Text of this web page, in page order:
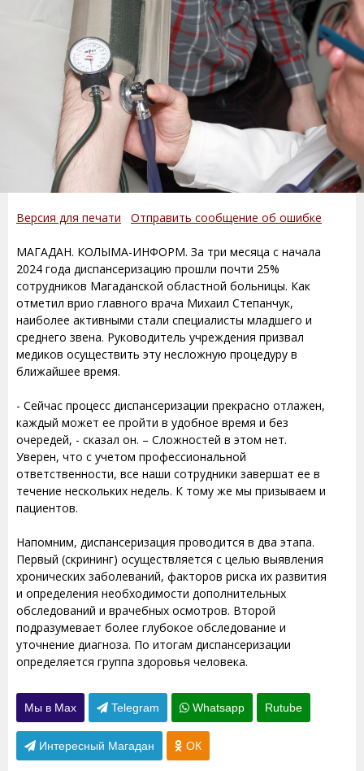
Версия для печати Отправить сообщение об ошибке
МАГАДАН. КОЛЫМА-ИНФОРМ. За три месяца с начала
2024 года диспансеризацию прошли почти 25%
сотрудников Магаданской областной больницы. Как
отметил врио главного врача Михаил Степанчук,
наиболее активными стали специалисты младшего и
среднего звена. Руководитель учреждения призвал
медиков осуществить эту несложную процедуру в
ближайшее время.
- Сейчас процесс диспансеризации прекрасно отлажен,
каждый может ее пройти в удобное время и без
очередей, - сказал он. – Сложностей в этом нет.
Уверен, что с учетом профессиональной
ответственности, все наши сотрудники завершат ее в
течение нескольких недель. К тому же мы призываем и
пациентов.
Напомним, диспансеризация проводится в два этапа.
Первый (скрининг) осуществляется с целью выявления
хронических заболеваний, факторов риска их развития
и определения необходимости дополнительных
обследований и врачебных осмотров. Второй
подразумевает более глубокое обследование и
уточнение диагноза. По итогам диспансеризации
определяется группа здоровья человека.
Мы в Max Telegram Whatsapp Rutube
Интересный Магадан ОК